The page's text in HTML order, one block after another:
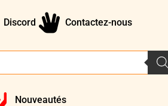
Discord Contactez-nous
Nouveautés